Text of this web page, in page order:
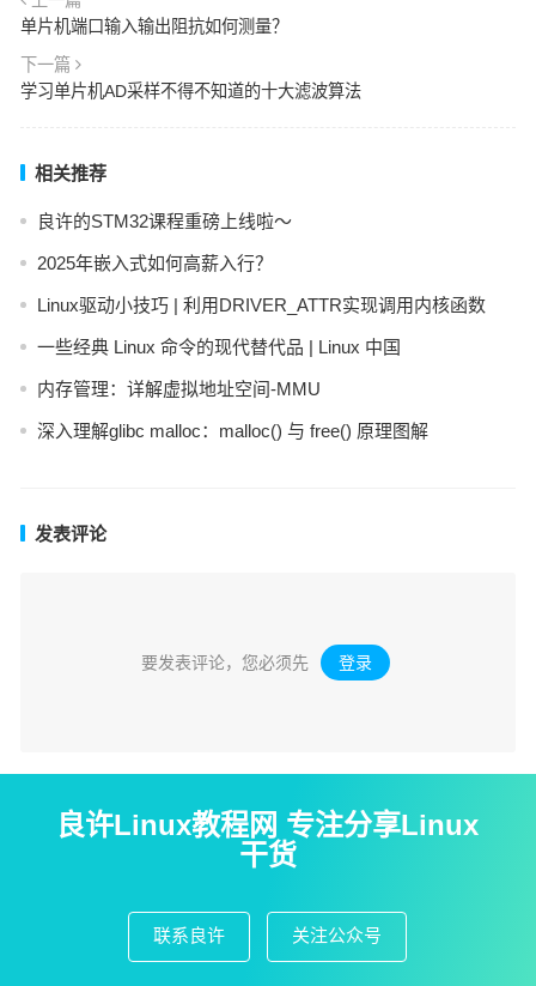
单片机端口输入输出阻抗如何测量？
下一篇
学习单片机AD采样不得不知道的十大滤波算法
相关推荐
良许的STM32课程重磅上线啦～
2025年嵌入式如何高薪入行？
Linux驱动小技巧 | 利用DRIVER_ATTR实现调用内核函数
一些经典 Linux 命令的现代替代品 | Linux 中国
内存管理：详解虚拟地址空间-MMU
深入理解glibc malloc：malloc() 与 free() 原理图解
发表评论
要发表评论，您必须先 登录 。
良许Linux教程网 专注分享Linux
干货
联系良许 关注公众号